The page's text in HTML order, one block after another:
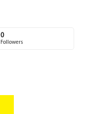
0
Followers